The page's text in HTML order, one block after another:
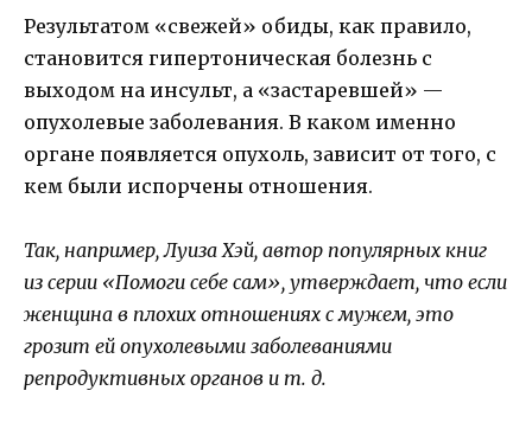
Результатом «свежей» обиды, как правило,
становится гипертоническая болезнь с
выходом на инсульт, а «застаревшей» —
опухолевые заболевания. В каком именно
органе появляется опухоль, зависит от того, с
кем были испорчены отношения.
Так, например, Луиза Хэй, автор популярных книг
из серии «Помоги себе сам», утверждает, что если
женщина в плохих отношениях с мужем, это
грозит ей опухолевыми заболеваниями
репродуктивных органов и т. д.